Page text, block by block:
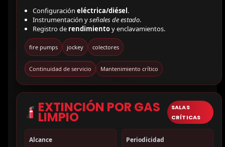
Configuración eléctrica/diésel.
Instrumentación yseñales de estado.
Registro de rendimientoy enclavamientos.
fire pumps jockey colectores
Continuidad de servicio Mantenimiento crítico
EXTINCIÓN POR GAS
LIMPIO
SALAS
CRÍTICAS
Alcance
Periodicidad